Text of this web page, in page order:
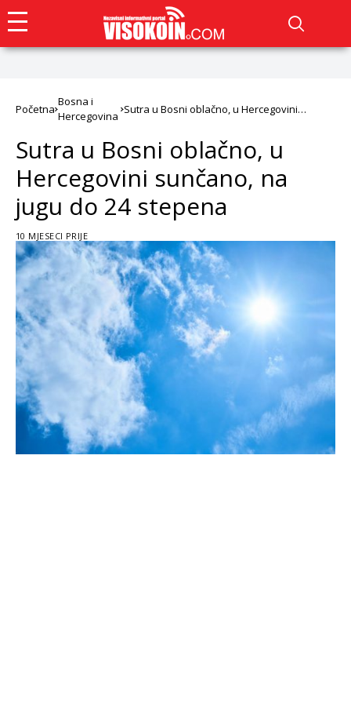
Početna
Bosna i
Hercegovina
Sutra u Bosni oblačno, u Hercegovini
Sutra u Bosni oblačno, u
Hercegovini sunčano, na
jugu do 24 stepena
10 MJESECI PRIJE